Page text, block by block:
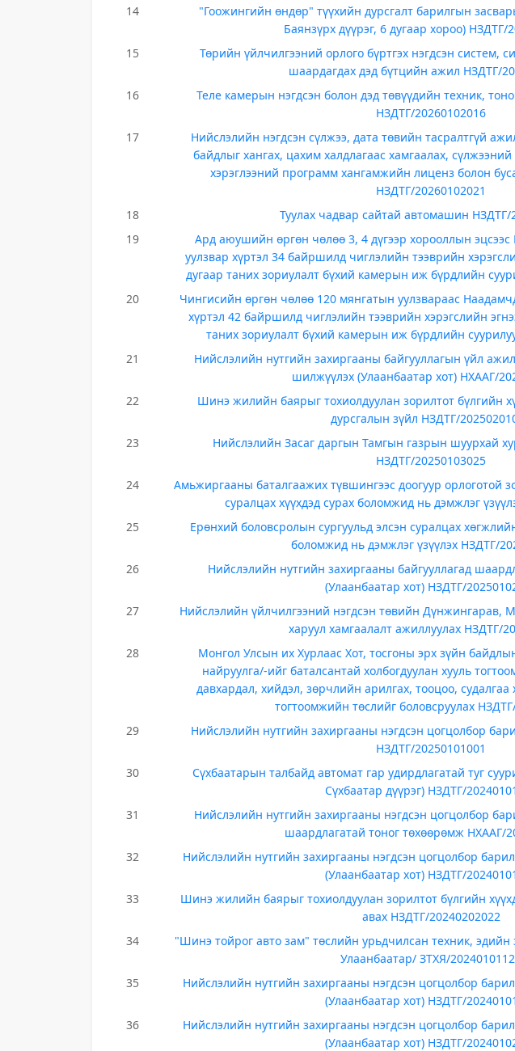
14
"Гоожингийн өндөр" түүхийн дурсгалт барилгын
Баянзүрх дүүрэг, 6 дугаар хороо) НЗДТГ/
15
Төрийн үйлчилгээний орлого бүртгэх нэгдсэн систем,
шаардагдах дэд бүтцийн ажил НЗДТГ/
16
Теле камерын нэгдсэн болон дэд төвүүдийн техник,
НЗДТГ/20260102016
17
Нийслэлийн нэгдсэн сүлжээ, дата төвийн тасралтгүй
байдлыг хангах, цахим халдлагаас хамгаалах,
хэрэглээний программ хангамжийн лиценз болон
НЗДТГ/20260102021
18 Туулах чадвар сайтай автомашин НЗДТГ/
19
Ард аюушийн өргөн чөлөө 3, 4 дүгээр хорооллын
уулзвар хүртэл 34 байршилд чиглэлийн тээврийн
дугаар таних зориулалт бүхий камерын иж бүрдлийн
20
Чингисийн өргөн чөлөө 120 мянгатын уулзвараас
хүртэл 42 байршилд чиглэлийн тээврийн хэрэгслийн
таних зориулалт бүхий камерын иж бүрдлийн
21
Нийслэлийн нутгийн захиргааны байгууллагын үйл
шилжүүлэх (Улаанбаатар хот) НХААГ/
22
Шинэ жилийн баярыг тохиолдуулан зорилтот бүлгийн
дурсгалын зүйл НЗДТГ/
23
Нийслэлийн Засаг даргын Тамгын газрын шуурхай
НЗДТГ/20250103025
24
Амьжиргааны баталгаажих түвшингээс доогуур орлоготой
суралцах хүүхдэд сурах боломжид нь дэмжлэг
25
Ерөнхий боловсролын сургуульд элсэн суралцах
боломжид нь дэмжлэг үзүүлэх НЗДТГ/
26
Нийслэлийн нутгийн захиргааны байгууллагад
(Улаанбаатар хот) НЗДТГ/
27
Нийслэлийн үйлчилгээний нэгдсэн төвийн Дүнжингарав,
харуул хамгаалалт ажиллуулах НЗДТГ/
28
Монгол Улсын их Хурлаас Хот, тосгоны эрх зүйн
найруулга/-ийг баталсантай холбогдуулан хууль
давхардал, хийдэл, зөрчлийн арилгах, тооцоо,
тогтоомжийн төслийг боловсруулах
29
Нийслэлийн нутгийн захиргааны нэгдсэн цогцолбор
НЗДТГ/20250101001
30
Сүхбаатарын талбайд автомат гар удирдлагатай туг
Сүхбаатар дүүрэг) НЗДТГ/
31
Нийслэлийн нутгийн захиргааны нэгдсэн цогцолбор
шаардлагатай тоног төхөөрөмж НХААГ/
32
Нийслэлийн нутгийн захиргааны нэгдсэн цогцолбор
(Улаанбаатар хот) НЗДТГ/
33
Шинэ жилийн баярыг тохиолдуулан зорилтот бүлгийн
авах НЗДТГ/20240202022
34
"Шинэ тойрог авто зам" төслийн урьдчилсан техник, эдийн
Улаанбаатар/ ЗТХЯ/
35
Нийслэлийн нутгийн захиргааны нэгдсэн цогцолбор
(Улаанбаатар хот) НЗДТГ/
36
Нийслэлийн нутгийн захиргааны нэгдсэн цогцолбор
(Улаанбаатар хот) НЗДТГ/